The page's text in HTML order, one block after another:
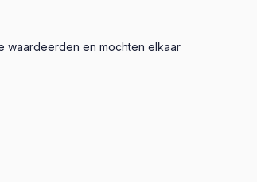
waardeerden en mochten elkaar